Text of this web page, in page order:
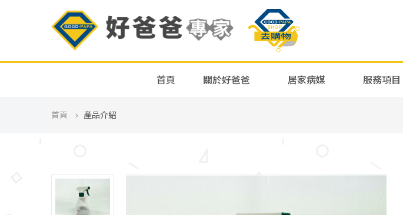
首頁 關於好爸爸 居家病媒 服務項目
首頁 產品介紹